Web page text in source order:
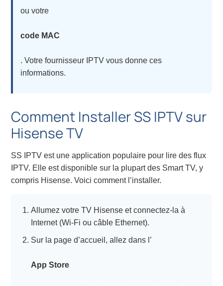
ou votre
code MAC
. Votre fournisseur IPTV vous donne ces
informations.
Comment Installer SS IPTV sur
Hisense TV
SS IPTV est une application populaire pour lire des flux
IPTV. Elle est disponible sur la plupart des Smart TV, y
compris Hisense. Voici comment l’installer.
Allumez votre TV Hisense et connectez-la à
Internet (Wi-Fi ou câble Ethernet).
Sur la page d’accueil, allez dans l’
App Store